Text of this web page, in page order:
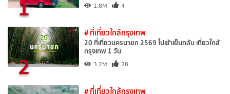
1 1.8M 4
2
# ที่เที่ยวใกล้กรุงเทพ
20 ที่เที่ยวนครนายก 2569 ไปเช้าเย็นกลับ เที่ยวใกล้
กรุงเทพ 1 วัน
3.2M 28
# ที่เที่ยวใกล้กรุงเทพ